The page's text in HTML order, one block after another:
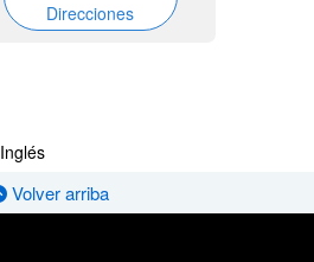
Direcciones
Inglés
Volver arriba